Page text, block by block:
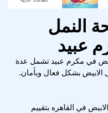
النمل
عبيد
في مكرم عبيد تشمل عدة
بشكل فعال وبأمان.
في القاهره بتقييم